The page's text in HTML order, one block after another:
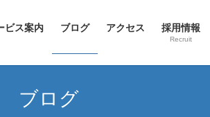
ビス案内 ブログ アクセス 採用情報
Recruit
ブログ